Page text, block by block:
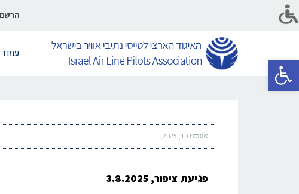
פתח סרגל נגישות
הרשם
אוגוסט 10, 2025
פגיעת ציפור, 3.8.2025